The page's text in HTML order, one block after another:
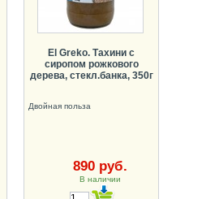
El Greko. Тахини с
сиропом рожкового
дерева, стекл.банка, 350г
Двойная польза
890 руб.
В наличии